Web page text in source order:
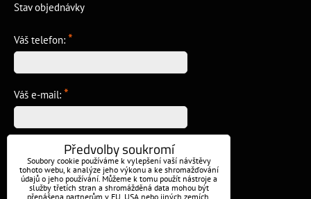
Stav objednávky
Váš telefon: *
Váš e-mail: *
Předvolby soukromí
Soubory cookie používáme k vylepšení vaší návštěvy
tohoto webu, k analýze jeho výkonu a ke shromažďování
údajů o jeho používání. Můžeme k tomu použít nástroje a
služby třetích stran a shromážděná data mohou být
přenášena partnerům v EU, USA nebo jiných zemích.